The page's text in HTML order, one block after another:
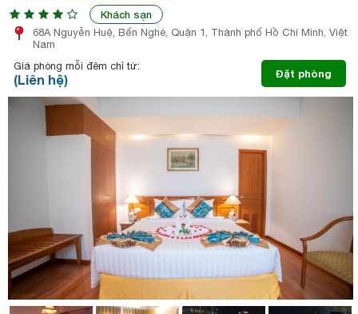
Khách sạn
68A Nguyễn Huệ, Bến Nghé, Quận 1, Thành phố Hồ Chí Minh, Việt
Nam
Giá phòng mỗi đêm chỉ từ:
(Liên hệ) Đặt phòng